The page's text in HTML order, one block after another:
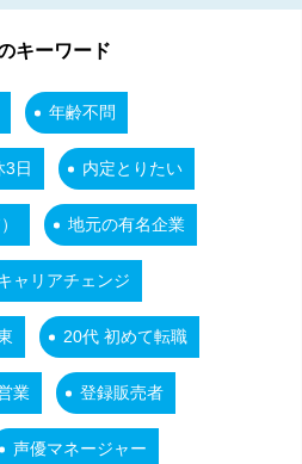
キーワード
年齢不問
3日 内定とりたい
地元の有名企業
ャリアチェンジ
20代 初めて転職
業 登録販売者
声優マネージャー